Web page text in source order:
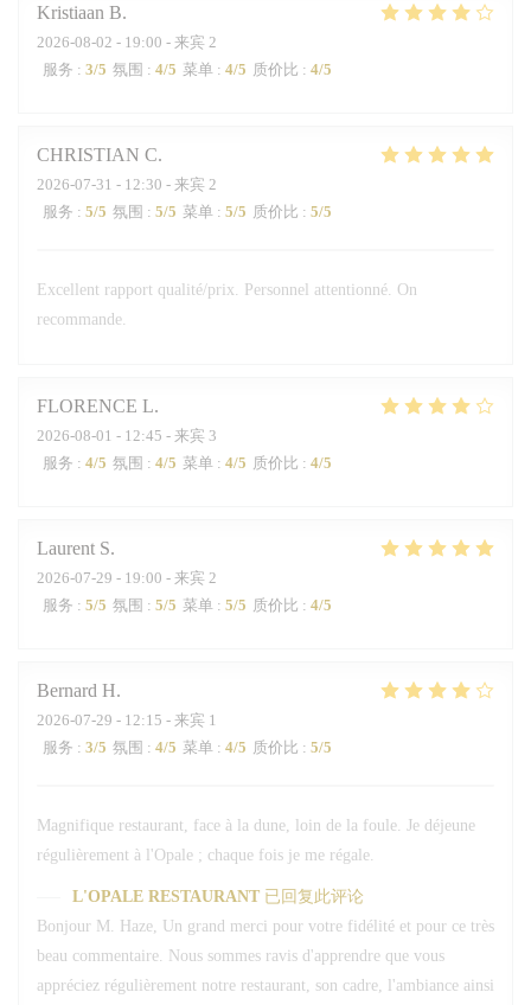
Kristiaan B
2026-08-02 - 19:00 - 来宾 2
服务 : 3/5 氛围 : 4/5 菜单 : 4/5 质价比 : 4/5
CHRISTIAN C
2026-07-31 - 12:30 - 来宾 2
服务 : 5/5 氛围 : 5/5 菜单 : 5/5 质价比 : 5/5
Excellent rapport qualité/prix. Personnel attentionné. On
recommande.
FLORENCE L
2026-08-01 - 12:45 - 来宾 3
服务 : 4/5 氛围 : 4/5 菜单 : 4/5 质价比 : 4/5
Laurent S
2026-07-29 - 19:00 - 来宾 2
服务 : 5/5 氛围 : 5/5 菜单 : 5/5 质价比 : 4/5
Bernard H
2026-07-29 - 12:15 - 来宾 1
服务 : 3/5 氛围 : 4/5 菜单 : 4/5 质价比 : 5/5
Magnifique restaurant, face à la dune, loin de la foule. Je déjeune
régulièrement à l'Opale ; chaque fois je me régale.
L'OPALE RESTAURANT 已回复此评论
Bonjour M. Haze, Un grand merci pour votre fidélité et pour ce très
beau commentaire. Nous sommes ravis d'apprendre que vous
appréciez régulièrement notre restaurant, son cadre, l'ambiance ainsi